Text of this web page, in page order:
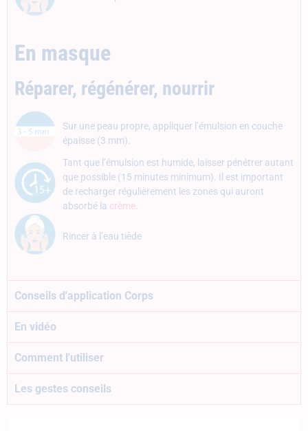
En masque
Réparer, régénérer, nourrir
Sur une peau propre, appliquer l’émulsion en couche
épaisse (3 mm).
Tant que l’émulsion est humide, laisser pénétrer autant
que possible (15 minutes minimum). Il est important
de recharger régulièrement les zones qui auront
absorbé la crème
Rincer à l’eau tiède
Conseils d'application Corps
En vidéo
Comment l'utiliser
Les gestes conseils